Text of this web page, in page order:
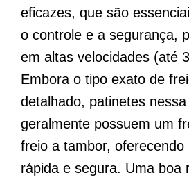
eficazes, que são
o controle e a segurança,
em altas velocidades (até
Embora o tipo exato de
detalhado, patinetes
geralmente possuem um
freio a tambor, oferecendo
rápida e segura. Uma boa